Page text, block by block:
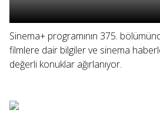
Sinema+ programının 375.
filmlere dair bilgiler ve sinema
değerli konuklar ağırlanıyor.